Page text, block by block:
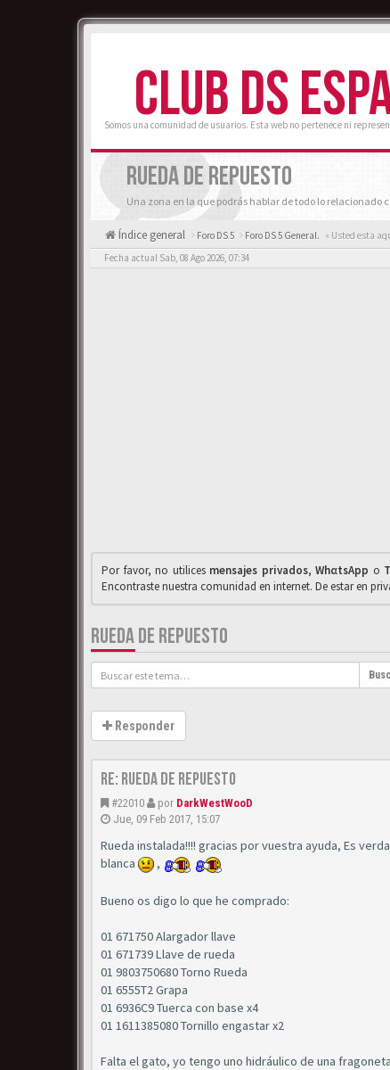
CLUB DS
Somos una comunidad de usuarios. Esta web no pertenece ni
RUEDA DE REPUESTO
Una zona en la que podrás hablar de todo lo relacionado
Índice general Foro DS 5 Foro DS 5 General. « Usted esta
Fecha actual Sab, 08 Ago 2026, 07:34
Por favor, no utilices mensajes privados,WhαtsApp o
Encontraste nuestra comunidad en internet. De estar en
RUEDA DE REPUESTO
Responder
Re: Rueda de repuesto
#22010 por DarkWestWooD
Jue, 09 Feb 2017, 15:07
Rueda instalada!!!! gracias por vuestra ayuda, Es
blanca
,
Bueno os digo lo que he comprado:
01 671750 Alargador llave
01 671739 Llave de rueda
01 9803750680 Torno Rueda
01 6555T2 Grapa
01 6936C9 Tuerca con base x4
01 1611385080 Tornillo engastar x2
Falta el gato, yo tengo uno hidráulico de una